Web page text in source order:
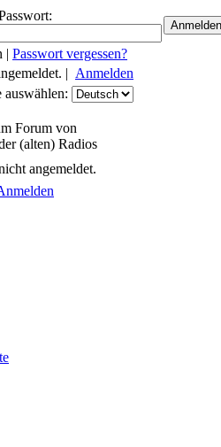
| Passwort vergessen?
| Anmelden
auswählen:
Forum von
(alten) Radios
angemeldet.